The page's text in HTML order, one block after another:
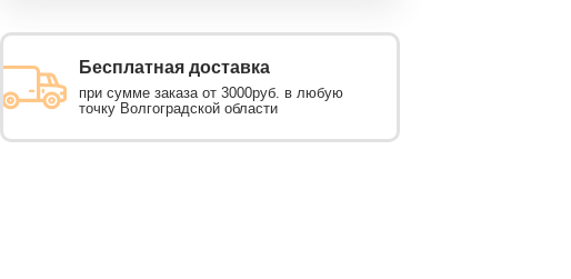
Бесплатная доставка
при сумме заказа от 3000руб. в любую
точку Волгоградской области